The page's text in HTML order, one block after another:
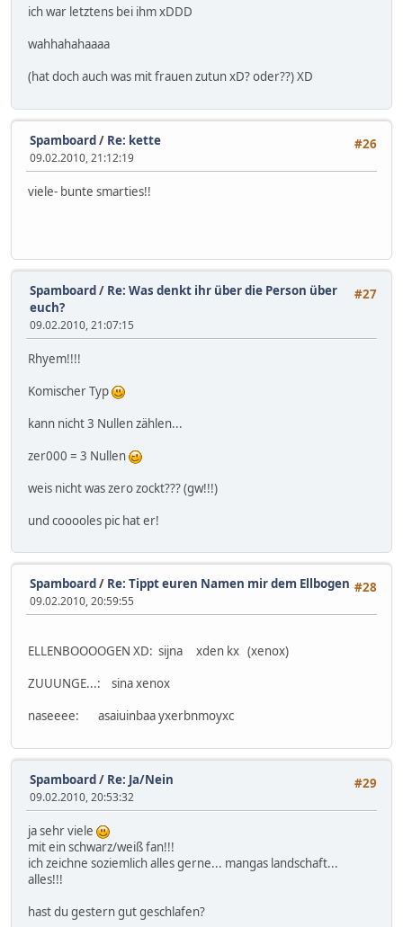
ich war letztens bei ihm xDDD
wahhahahaaaa
(hat doch auch was mit frauen zutun xD? oder??) XD
#26
Spamboard/ Re: kette
09.02.2010, 21:12:19
viele- bunte smarties!!
#27
Spamboard/ Re: Was denkt ihr über die Person über
euch?
09.02.2010, 21:07:15
Rhyem!!!!
Komischer Typ
kann nicht 3 Nullen zählen...
zer000 = 3 Nullen
weis nicht was zero zockt??? (gw!!!)
und cooooles pic hat er!
#28
Spamboard/ Re: Tippt euren Namen mir dem Ellbogen
09.02.2010, 20:59:55
ELLENBOOOOGEN XD: sijna xden kx (xenox)
ZUUUNGE...: sina xenox
naseeee: asaiuinbaa yxerbnmoyxc
#29
Spamboard/ Re: Ja/Nein
09.02.2010, 20:53:32
ja sehr viele
mit ein schwarz/weiß fan!!!
ich zeichne soziemlich alles gerne... mangas landschaft...
alles!!!
hast du gestern gut geschlafen?